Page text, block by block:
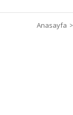
Anasayfa